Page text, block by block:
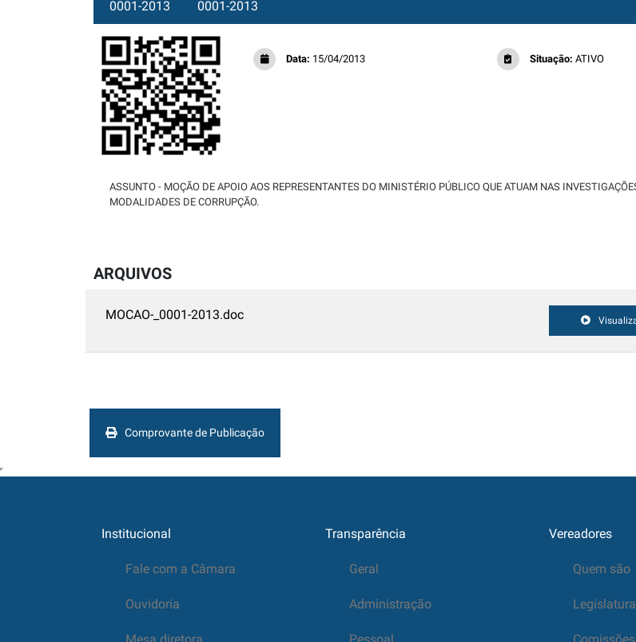
0001-2013 0001-2013
Data: 15/04/2013 Situação: ATIVO
ASSUNTO - MOÇÃO DE APOIO AOS REPRESENTANTES DO MINISTÉRIO PÚBLICO QUE ATUAM NAS
MODALIDADES DE CORRUPÇÃO.
ARQUIVOS
MOCAO-_0001-2013.doc
Comprovante de Publicação
Institucional
Fale com a Câmara
Ouvidoria
Mesa diretora
Transparência
Geral
Administração
Pessoal
Vereadores
Quem são
Comissões